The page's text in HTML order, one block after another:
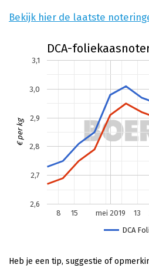
Bekijk hier de laatste
Heb je een tip, suggestie of